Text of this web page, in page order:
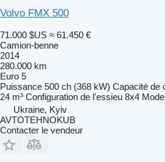
Volvo FMX 500
71.000 $US ≈ 61.450 €
Camion-benne
2014
280.000 km
Euro 5
Puissance 500 ch (368 kW) Capacité de
24 m³ Configuration de l'essieu 8x4
Ukraine, Kyiv
AVTOTEHNOKUB
Contacter le vendeur